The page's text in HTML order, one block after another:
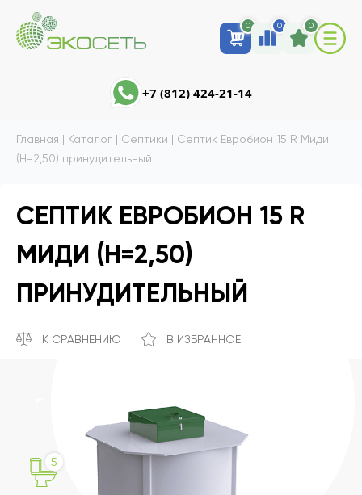
0 0 0
+7 (812) 424-21-14
Главная | Каталог | Септики | Септик Евробион 15 R Миди
(Н=2,50) принудительный
СЕПТИК ЕВРОБИОН 15 R
МИДИ (Н=2,50)
ПРИНУДИТЕЛЬНЫЙ
К СРАВНЕНИЮ В ИЗБРАННОЕ
5